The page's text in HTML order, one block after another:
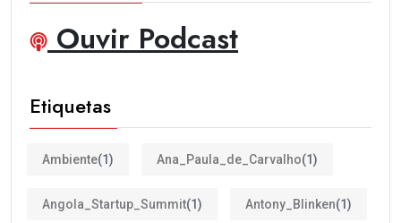
Ouvir Podcast
Etiquetas
Ambiente(1) Ana_Paula_de_Carvalho(1)
Angola_Startup_Summit(1) Antony_Blinken(1)